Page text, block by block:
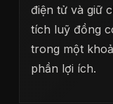
điện tử và giữ
tích luỹ đồng
trong một
phần lợi ích.